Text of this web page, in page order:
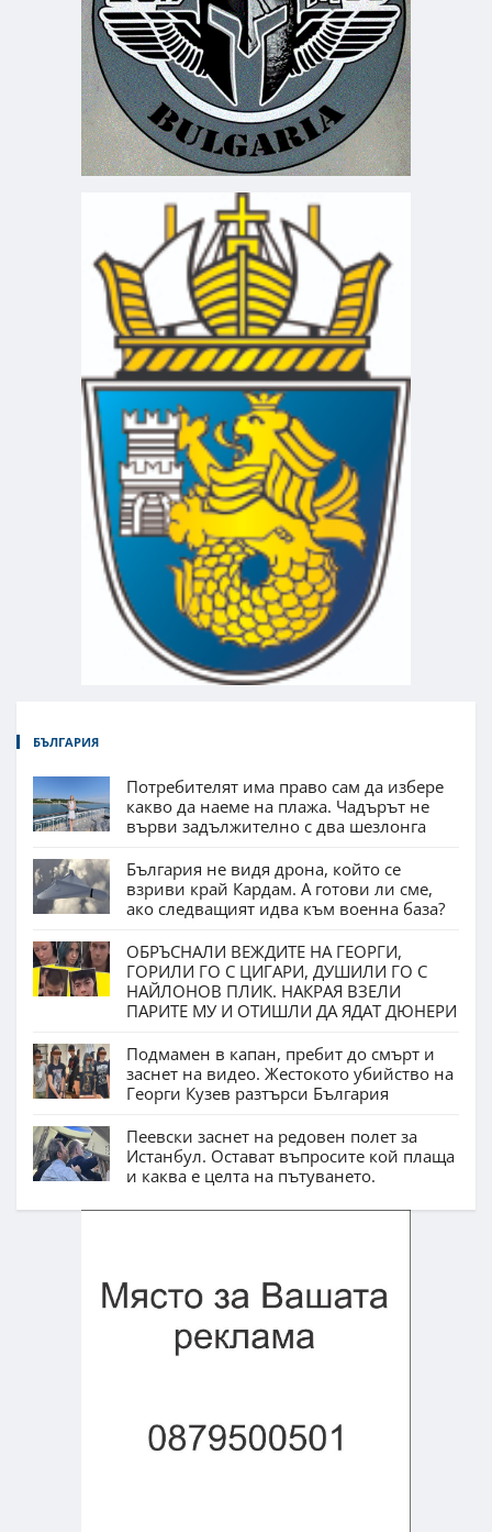
БЪЛГАРИЯ
Потребителят има право сам да избере
какво да наеме на плажа. Чадърът не
върви задължително с два шезлонга
България не видя дрона, който се
взриви край Кардам. А готови ли сме,
ако следващият идва към военна база?
ОБРЪСНАЛИ ВЕЖДИТЕ НА ГЕОРГИ,
ГОРИЛИ ГО С ЦИГАРИ, ДУШИЛИ ГО С
НАЙЛОНОВ ПЛИК. НАКРАЯ ВЗЕЛИ
ПАРИТЕ МУ И ОТИШЛИ ДА ЯДАТ ДЮНЕРИ
Подмамен в капан, пребит до смърт и
заснет на видео. Жестокото убийство на
Георги Кузев разтърси България
Пеевски заснет на редовен полет за
Истанбул. Остават въпросите кой плаща
и каква е целта на пътуването.